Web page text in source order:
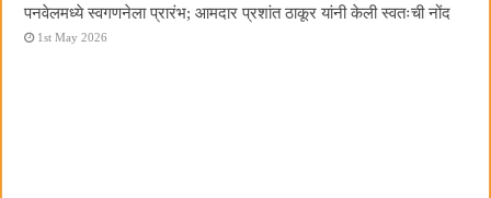
पनवेलमध्ये स्वगणनेला प्रारंभ; आमदार प्रशांत ठाकूर यांनी केली स्वतःची नोंद
1st May 2026